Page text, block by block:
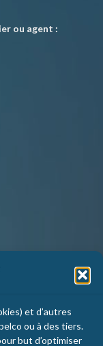
et d’autres
ou à des tiers.
but d’optimiser
ou agent :